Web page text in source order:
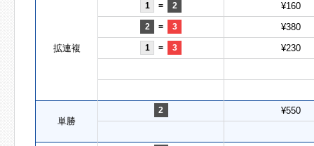
拡連複
1 = 2 ¥160
2 = 3 ¥380
1 = 3 ¥230
単勝
2 ¥550